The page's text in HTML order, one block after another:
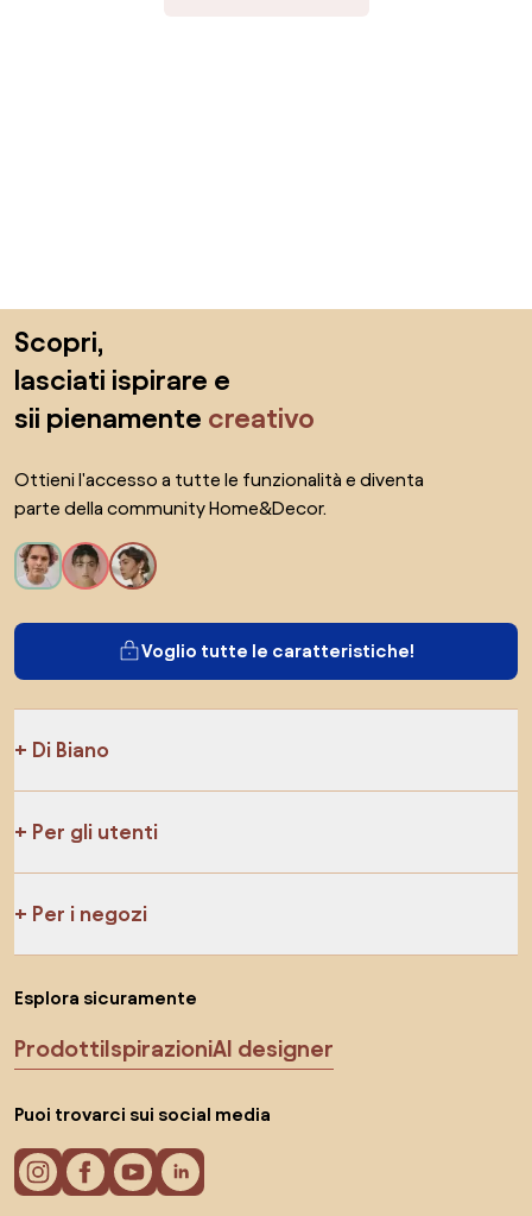
Scopri,
lasciati ispirare e
sii pienamente creativo
Ottieni l'accesso a tutte le funzionalità e diventa
parte della community Home&Decor.
Voglio tutte le caratteristiche!
Di Biano
Per gli utenti
Per i negozi
Esplora sicuramente
ProdottiIspirazioniAI designer
Puoi trovarci sui social media